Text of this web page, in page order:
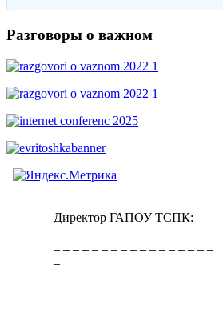
Разговоры о важном
Директор ГАПОУ ТСПК: